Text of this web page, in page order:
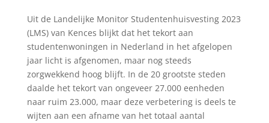
Uit de Landelijke Monitor Studentenhuisvesting 2023
(LMS) van Kences blijkt dat het tekort aan
studentenwoningen in Nederland in het afgelopen
jaar licht is afgenomen, maar nog steeds
zorgwekkend hoog blijft. In de 20 grootste steden
daalde het tekort van ongeveer 27.000 eenheden
naar ruim 23.000, maar deze verbetering is deels te
wijten aan een afname van het totaal aantal